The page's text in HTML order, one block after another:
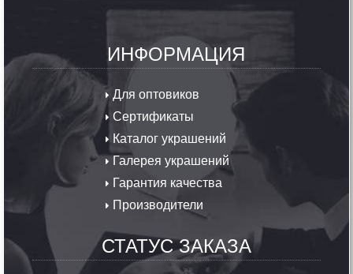
ИНФОРМАЦИЯ
Для оптовиков
Сертификаты
Каталог украшений
Галерея украшений
Гарантия качества
Производители
СТАТУС ЗАКАЗА